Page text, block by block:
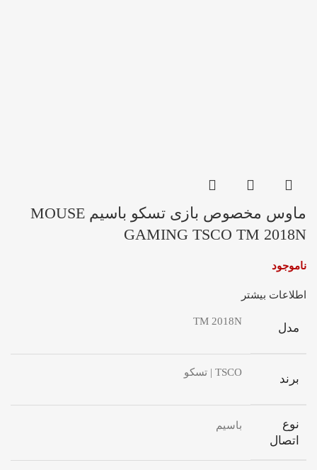
ماوس مخصوص بازی تسکو باسیم MOUSE
GAMING TSCO TM 2018N
ناموجود
اطلاعات بیشتر
مدل TM 2018N
برند TSCO | تسکو
نوع
اتصال
باسیم